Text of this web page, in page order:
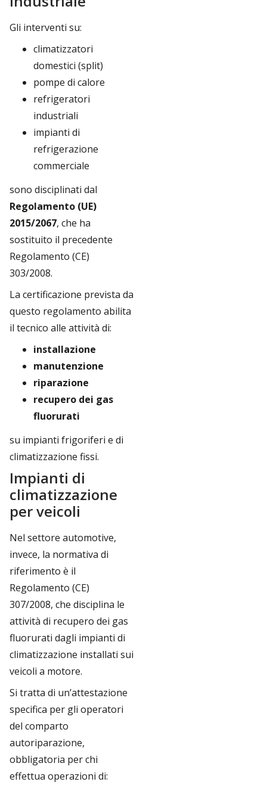
Gli interventi su:
climatizzatori
domestici (split)
pompe di calore
refrigeratori
industriali
impianti di
refrigerazione
commerciale
sono disciplinati dal
Regolamento (UE)
2015/2067, che ha
sostituito il precedente
Regolamento (CE)
303/2008.
La certificazione prevista da
questo regolamento abilita
il tecnico alle attività di:
installazione
manutenzione
riparazione
recupero dei gas
fluorurati
su impianti frigoriferi e di
climatizzazione fissi.
Impianti di
climatizzazione
per veicoli
Nel settore automotive,
invece, la normativa di
riferimento è il
Regolamento (CE)
307/2008, che disciplina le
attività di recupero dei gas
fluorurati dagli impianti di
climatizzazione installati sui
veicoli a motore.
Si tratta di un’attestazione
specifica per gli operatori
del comparto
autoriparazione,
obbligatoria per chi
effettua operazioni di: